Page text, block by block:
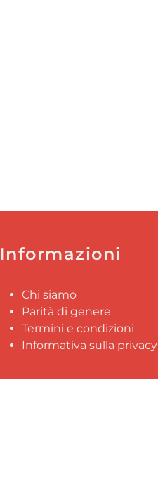
Informazioni
Chi siamo
Parità di genere
Termini e condizioni
Informativa sulla privacy